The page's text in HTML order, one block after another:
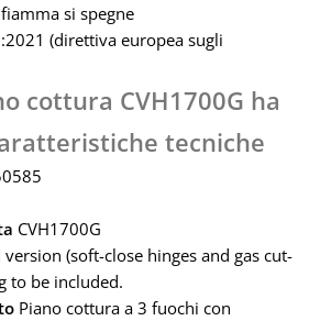
si spegne
(direttiva europea sugli
cottura CVH1700G ha
tecniche
CVH1700G
version (soft-close hinges and gas cut-
to be included.
Piano cottura a 3 fuochi con